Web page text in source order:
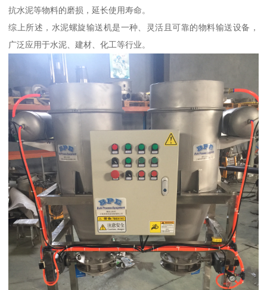
抗水泥等物料的磨损，延长使用寿命。
综上所述，水泥螺旋输送机是一种、灵活且可靠的物料输送设备，
广泛应用于水泥、建材、化工等行业。